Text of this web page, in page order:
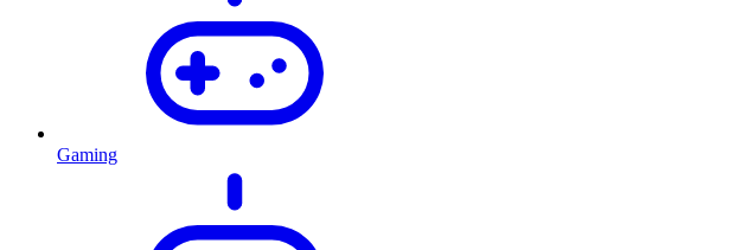
Gaming